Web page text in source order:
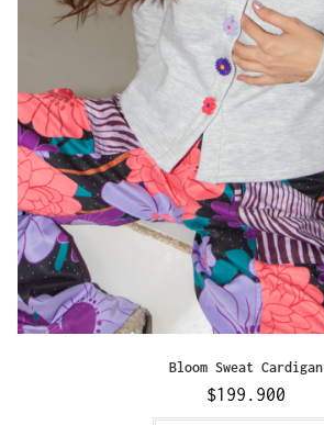
Bloom Sweat Cardigan
$199.900